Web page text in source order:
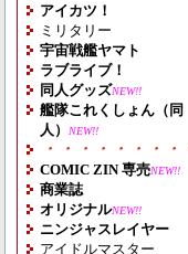
アイカツ！
ミリタリー
宇宙戦艦ヤマト
ラブライブ！
同人グッズNEW!!
艦隊これくしょん（同
人）
NEW!!
・・・・・・・
COMIC ZIN 専売NEW!!
商業誌
オリジナルNEW!!
ニンジャスレイヤー
アイドルマスター